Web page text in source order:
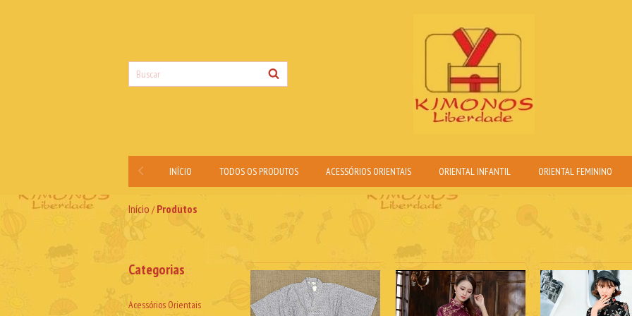
INÍCIO TODOS OS PRODUTOS ACESSÓRIOS ORIENTAIS ORIENTAL INFANTIL ORIENTAL FEMININO
Início / Produtos
Categorias
Acessórios Orientais